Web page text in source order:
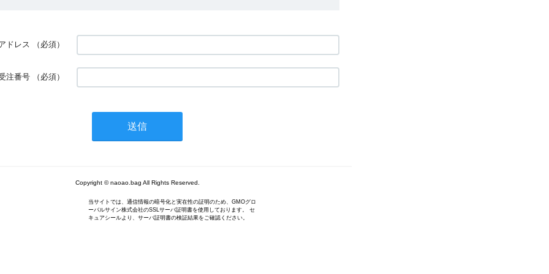
ドレス （必須）
注番号 （必須）
Copyright © naoao.bag All Rights Reserved.
当サイトでは、通信情報の暗号化と実在性の証明のため、GMOグロ
ーバルサイン株式会社のSSLサーバ証明書を使用しております。 セ
キュアシールより、サーバ証明書の検証結果をご確認ください。